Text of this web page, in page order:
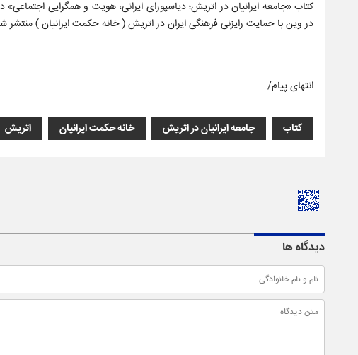
در وین با حمایت رایزنی فرهنگی ایران در اتریش ( خانه حکمت ایرانیان )
انتهای پیام/
کتاب جامعه ایرانیان در اتریش خانه حکمت ایرانیان اتریش
دیدگاه ها